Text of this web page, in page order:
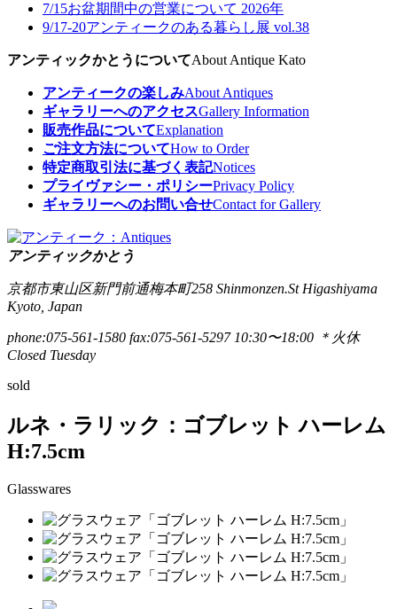
7/15お盆期間中の営業について 2026年
9/17-20アンティークのある暮らし展 vol.38
アンティックかとうについてAbout Antique Kato
アンティークの楽しみAbout Antiques
ギャラリーへのアクセスGallery Information
販売作品についてExplanation
ご注文方法についてHow to Order
特定商取引法に基づく表記Notices
プライヴァシー・ポリシーPrivacy Policy
ギャラリーへのお問い合せContact for Gallery
アンティックかとう
京都市東山区新門前通梅本町258 Shinmonzen.St Higashiyama
Kyoto, Japan
phone:075-561-1580 fax:075-561-5297 10:30〜18:00 ＊火休
Closed Tuesday
sold
ルネ・ラリック：ゴブレット ハーレム
H:7.5cm
Glasswares